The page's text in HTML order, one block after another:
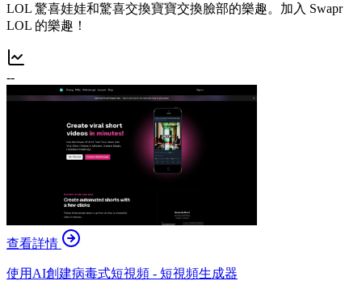
LOL 驚喜娃娃和驚喜交換寶寶交換臉部的樂趣。加入 Swapr
LOL 的樂趣！
--
查看詳情
使用AI創建病毒式短視頻 - 短視頻生成器